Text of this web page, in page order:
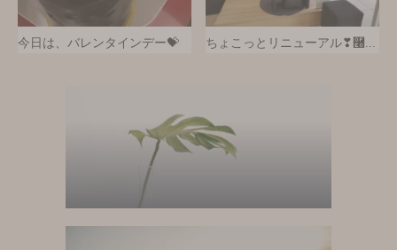
今日は、バレンタインデー💝 ちょこっとリニューアル❣࿠...